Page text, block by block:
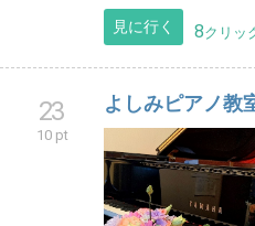
見に行く 8クリッ
23
10 pt
よしみピアノ教